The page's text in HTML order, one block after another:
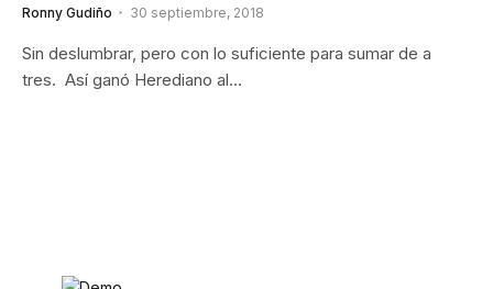
Ronny Gudiño 30 septiembre, 2018
Sin deslumbrar, pero con lo suficiente para sumar de a
tres. Así ganó Herediano al…